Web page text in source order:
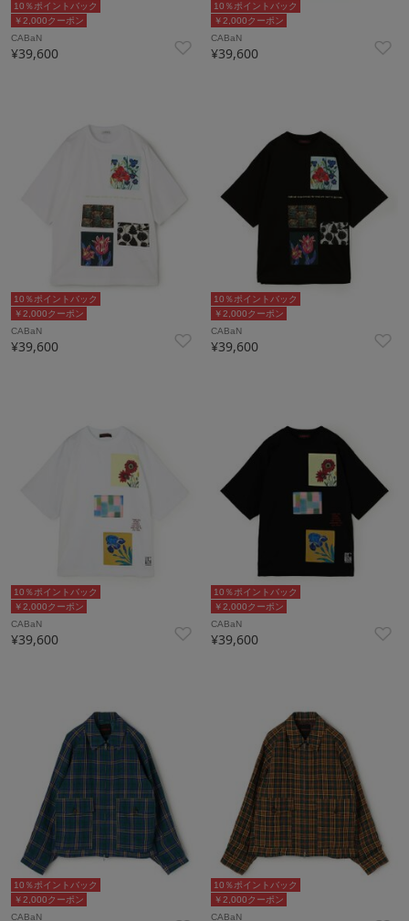
￥2,000クーポン
10％ポイントバック
CABaN
¥39,600
￥2,000クーポン
10％ポイントバック
CABaN
¥39,600
￥2,000クーポン
10％ポイントバック
CABaN
¥39,600
￥2,000クーポン
10％ポイントバック
CABaN
¥39,600
￥2,000クーポン
10％ポイントバック
CABaN
¥39,600
￥2,000クーポン
10％ポイントバック
CABaN
¥39,600
￥2,000クーポン
10％ポイントバック
CABaN
￥2,000クーポン
10％ポイントバック
CABaN